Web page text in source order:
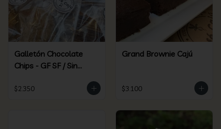
Galletón Chocolate
Chips - GF SF / Sin
$2.350
Grand Brownie Cajú
$3.100